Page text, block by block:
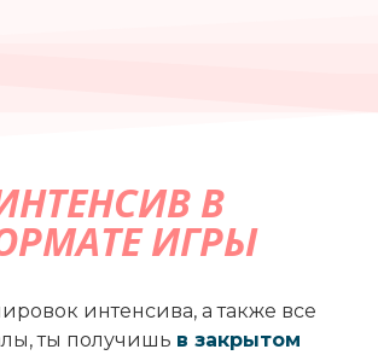
В
ИГРЫ
интенсива, а также все
ты получишь в закрытом